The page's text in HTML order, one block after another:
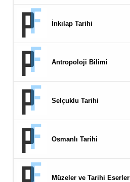
İnkılap Tarihi
Antropoloji Bilimi
Selçuklu Tarihi
Osmanlı Tarihi
Müzeler ve Tarihi Eserler